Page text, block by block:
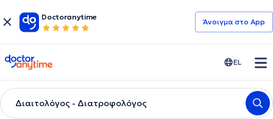
Doctoranytime
Άνοιγμα στο App
doctoranytime EL
Διαιτολόγος - Διατροφολόγος